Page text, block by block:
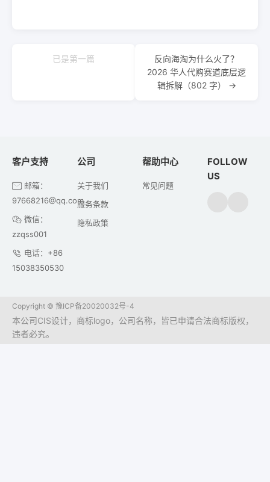
已是第一篇
反向海淘为什么火了？
2026 华人代购赛道底层逻
辑拆解（802 字） →
客户支持
邮箱：
97668216@qq.com
微信：
zzqss001
电话：+86
15038350530
公司
关于我们
服务条款
隐私政策
帮助中心
常见问题
FOLLOW
US
Copyright © 豫ICP备20020032号-4
本公司CIS设计，商标logo，公司名称，皆已申请合法商标版权，
违者必究。